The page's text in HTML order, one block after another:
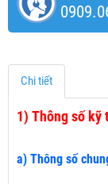
Chi tiết
1) Thông số kỹ
a) Thông số